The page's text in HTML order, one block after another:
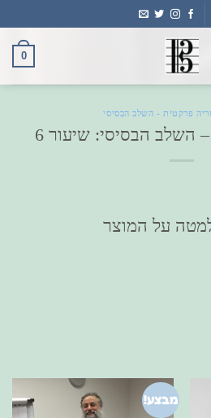
0
פרקטית - השלב הבסיסי
השלב הבסיסי: שיעור 6
על המוצר
מבצע!